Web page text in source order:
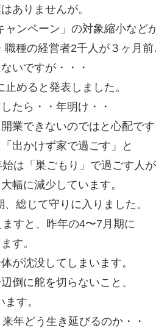
ありませんが。
ャンペーン」の対象縮小など
種の経営者2千人が３ヶ月前
いですが・・・
めると発表しました。
たら・・年明け・・
業できないのではと心配です
出かけず家で過ごす」と
は「巣ごもり」で過ごす人が
幅に減少しています。
総じて守りに入りました。
すと、昨年の4〜7月期に
す。
が沈没してしまいます。
倒に舵を切らないこと、
す。
年どう生き延びるのか・・